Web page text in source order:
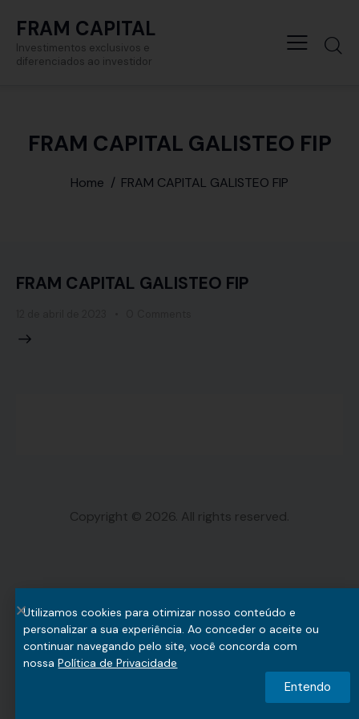
FRAM CAPITAL
Investimentos exclusivos e
diferenciados ao investidor
FRAM CAPITAL GALISTEO FIP
Home FRAM CAPITAL GALISTEO FIP
FRAM CAPITAL GALISTEO FIP
Copyright © 2026. All rights reserved.
Utilizamos cookies para otimizar nosso conteúdo e
personalizar a sua experiência. Ao conceder o aceite ou
continuar navegando pelo site, você concorda com
nossaPolítica de Privacidade
Entendo